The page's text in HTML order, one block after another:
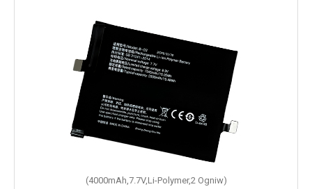
(4000mAh,7.7V,Li-Polymer,2 Ogniw)